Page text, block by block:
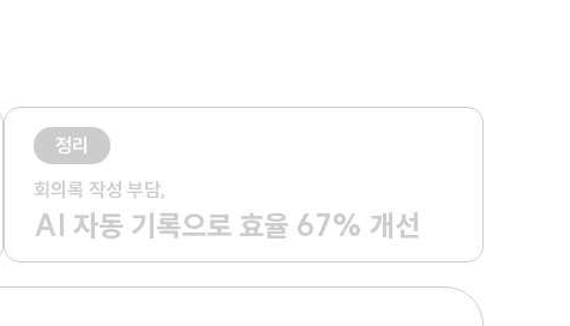
정리
회의록 작성 부담,
AI 자동 기록으로 효율 67% 개선